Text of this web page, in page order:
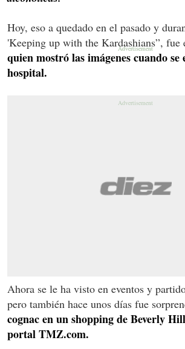
Hoy, eso a quedado en el pasado y
'Keeping up with the Kardashians”, fue
quien mostró las imágenes cuando
hospital.
Ahora se le ha visto en eventos y
pero también hace unos días fue
cognac en un shopping de Beverly
portal TMZ.com.